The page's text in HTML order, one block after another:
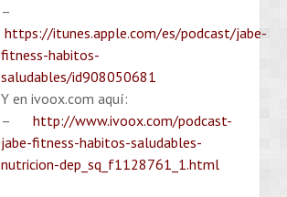
–
https://itunes.apple.com/es/podcast/jabe-
fitness-habitos-
saludables/id908050681
Y en ivoox.com aquí:
– http://www.ivoox.com/podcast-
jabe-fitness-habitos-saludables-
nutricion-dep_sq_f1128761_1.html